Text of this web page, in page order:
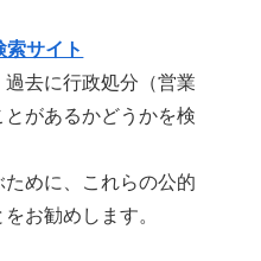
索サイト
去に行政処分（営業
があるかどうかを検
めに、これらの公的
お勧めします。